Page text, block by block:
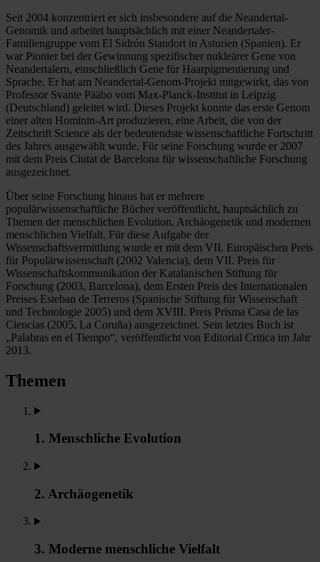
Seit 2004 konzentriert er sich insbesondere auf die Neandertal-
Genomik und arbeitet hauptsächlich mit einer Neandertaler-
Familiengruppe vom El Sidrón Standort in Asturien (Spanien). Er
war Pionier bei der Gewinnung spezifischer nukleärer Gene von
Neandertalern, einschließlich Gene für Haarpigmentierung und
Sprache. Er hat am Neandertal-Genom-Projekt mitgewirkt, das von
Professor Svante Pääbo vom Max-Planck-Institut in Leipzig
(Deutschland) geleitet wird. Dieses Projekt konnte das erste Genom
einer alten Hominin-Art produzieren, eine Arbeit, die von der
Zeitschrift Science als der bedeutendste wissenschaftliche Fortschritt
des Jahres ausgewählt wurde. Für seine Forschung wurde er 2007
mit dem Preis Ciutat de Barcelona für wissenschaftliche Forschung
ausgezeichnet.
Über seine Forschung hinaus hat er mehrere
populärwissenschaftliche Bücher veröffentlicht, hauptsächlich zu
Themen der menschlichen Evolution, Archäogenetik und modernen
menschlichen Vielfalt. Für diese Aufgabe der
Wissenschaftsvermittlung wurde er mit dem VII. Europäischen Preis
für Populärwissenschaft (2002 Valencia), dem VII. Preis für
Wissenschaftskommunikation der Katalanischen Stiftung für
Forschung (2003, Barcelona), dem Ersten Preis des Internationalen
Preises Esteban de Terreros (Spanische Stiftung für Wissenschaft
und Technologie 2005) und dem XVIII. Preis Prisma Casa de las
Ciencias (2005, La Coruña) ausgezeichnet. Sein letztes Buch ist
„Palabras en el Tiempo“, veröffentlicht von Editorial Critica im Jahr
2013.
Themen
1. Menschliche Evolution
2. Archäogenetik
3. Moderne menschliche Vielfalt